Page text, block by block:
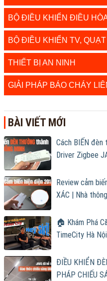
BỘ ĐIỀU KHIỂN ĐIỀU
BỘ ĐIỀU KHIỂN TV, QUẠT
THIẾT BỊ AN NINH
GIẢI PHÁP BÁO CHÁY
BÀI VIẾT MỚI
Cách BIẾN đèn
Driver Zigbee
Review cảm
XÁC | Nhà
🏠 Khám Phá
TimeCity Hà
ĐIỀU KHIỂN
PHÁP CHIẾU